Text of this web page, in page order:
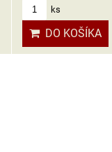
ks
DO KOŠÍKA